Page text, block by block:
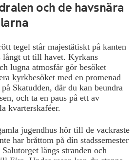
och de havsnära
tegel står majestätiskt på kanten
långt ut till havet. Kyrkans
lugna atmosfär gör besöket
kyrkbesöket med en promenad
Skatudden, där du kan beundra
och ta en paus på ett av
kvarterskaféer.
jugendhus hör till de vackraste
har bråttom på din stadssemester
längs stranden och